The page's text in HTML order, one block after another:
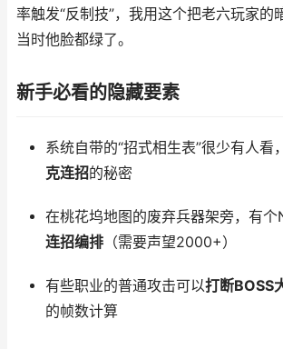
率触发“反制技”，我用这个把老六玩家的
当时他脸都绿了。
新手必看的隐藏要素
系统自带的“招式相生表”很少有人看
克连招的秘密
在桃花坞地图的废弃兵器架旁，有个
连招编排（需要声望2000+）
有些职业的普通攻击可以打断BOSS
的帧数计算